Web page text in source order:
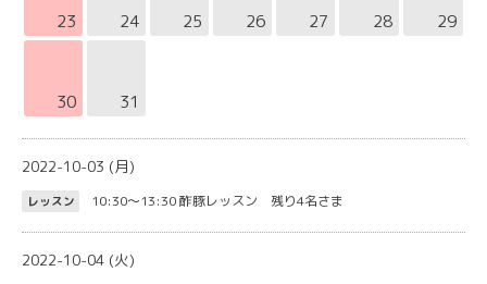
23 24 25 26 27 28 29
30 31
2022-10-03 (月)
レッスン 10:30～13:30 酢豚レッスン 残り4名さま
2022-10-04 (火)